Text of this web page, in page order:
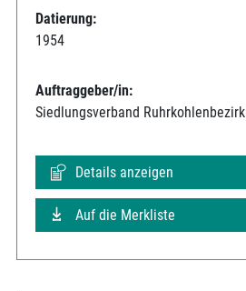
Datierung:
1954
Auftraggeber/in:
Siedlungsverband Ruhrkohlenbezirk
Details anzeigen
Auf die Merkliste